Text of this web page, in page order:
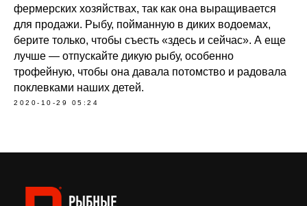
фермерских хозяйствах, так как она выращивается
для продажи. Рыбу, пойманную в диких водоемах,
берите только, чтобы съесть «здесь и сейчас». А еще
лучше — отпускайте дикую рыбу, особенно
трофейную, чтобы она давала потомство и радовала
поклевками наших детей.
2020-10-29 05:24